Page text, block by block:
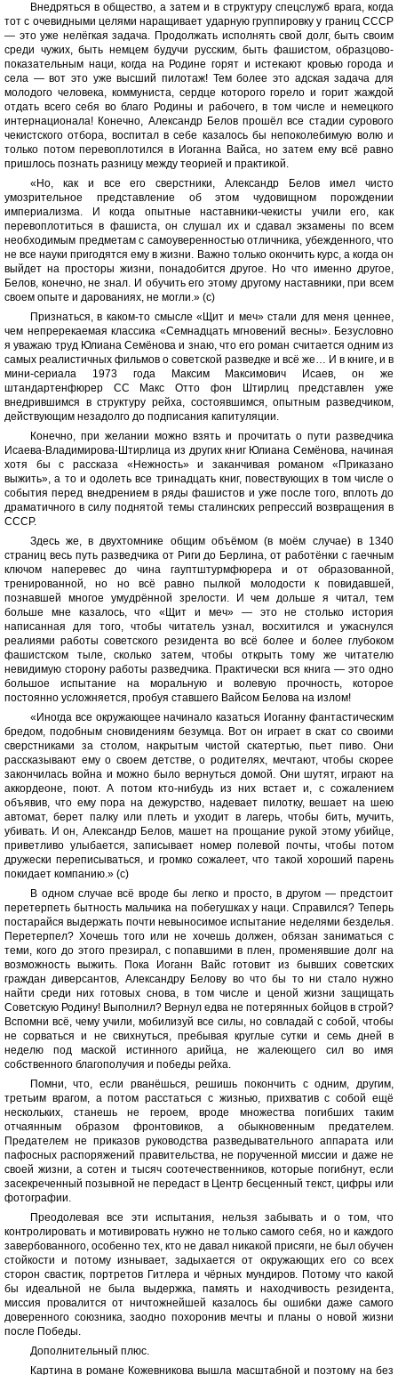
Внедряться в общество, а затем и в структуру спецслужб врага, когда
тот с очевидными целями наращивает ударную группировку у границ СССР
— это уже нелёгкая задача. Продолжать исполнять свой долг, быть своим
среди чужих, быть немцем будучи русским, быть фашистом, образцово-
показательным наци, когда на Родине горят и истекают кровью города и
села — вот это уже высший пилотаж! Тем более это адская задача для
молодого человека, коммуниста, сердце которого горело и горит жаждой
отдать всего себя во благо Родины и рабочего, в том числе и немецкого
интернационала! Конечно, Александр Белов прошёл все стадии сурового
чекистского отбора, воспитал в себе казалось бы непоколебимую волю и
только потом перевоплотился в Иоганна Вайса, но затем ему всё равно
пришлось познать разницу между теорией и практикой.
«Но, как и все его сверстники, Александр Белов имел чисто
умозрительное представление об этом чудовищном порождении
империализма. И когда опытные наставники-чекисты учили его, как
перевоплотиться в фашиста, он слушал их и сдавал экзамены по всем
необходимым предметам с самоуверенностью отличника, убежденного, что
не все науки пригодятся ему в жизни. Важно только окончить курс, а когда он
выйдет на просторы жизни, понадобится другое. Но что именно другое,
Белов, конечно, не знал. И обучить его этому другому наставники, при всем
своем опыте и дарованиях, не могли.» (с)
Признаться, в каком-то смысле «Щит и меч» стали для меня ценнее,
чем непререкаемая классика «Семнадцать мгновений весны». Безусловно
я уважаю труд Юлиана Семёнова и знаю, что его роман считается одним из
самых реалистичных фильмов о советской разведке и всё же… И в книге, и в
мини-сериала 1973 года Максим Максимович Исаев, он же
штандартенфюрер СС Макс Отто фон Штирлиц представлен уже
внедрившимся в структуру рейха, состоявшимся, опытным разведчиком,
действующим незадолго до подписания капитуляции.
Конечно, при желании можно взять и прочитать о пути разведчика
Исаева-Владимирова-Штирлица из других книг Юлиана Семёнова, начиная
хотя бы с рассказа «Нежность» и заканчивая романом «Приказано
выжить», а то и одолеть все тринадцать книг, повествующих в том числе о
события перед внедрением в ряды фашистов и уже после того, вплоть до
драматичного в силу поднятой темы сталинских репрессий возвращения в
СССР.
Здесь же, в двухтомнике общим объёмом (в моём случае) в 1340
страниц весь путь разведчика от Риги до Берлина, от работёнки с гаечным
ключом наперевес до чина гауптштурмфюрера и от образованной,
тренированной, но но всё равно пылкой молодости к повидавшей,
познавшей многое умудрённой зрелости. И чем дольше я читал, тем
больше мне казалось, что «Щит и меч» — это не столько история
написанная для того, чтобы читатель узнал, восхитился и ужаснулся
реалиями работы советского резидента во всё более и более глубоком
фашистском тыле, сколько затем, чтобы открыть тому же читателю
невидимую сторону работы разведчика. Практически вся книга — это одно
большое испытание на моральную и волевую прочность, которое
постоянно усложняется, пробуя ставшего Вайсом Белова на излом!
«Иногда все окружающее начинало казаться Иоганну фантастическим
бредом, подобным сновидениям безумца. Вот он играет в скат со своими
сверстниками за столом, накрытым чистой скатертью, пьет пиво. Они
рассказывают ему о своем детстве, о родителях, мечтают, чтобы скорее
закончилась война и можно было вернуться домой. Они шутят, играют на
аккордеоне, поют. А потом кто-нибудь из них встает и, с сожалением
объявив, что ему пора на дежурство, надевает пилотку, вешает на шею
автомат, берет палку или плеть и уходит в лагерь, чтобы бить, мучить,
убивать. И он, Александр Белов, машет на прощание рукой этому убийце,
приветливо улыбается, записывает номер полевой почты, чтобы потом
дружески переписываться, и громко сожалеет, что такой хороший парень
покидает компанию.» (с)
В одном случае всё вроде бы легко и просто, в другом — предстоит
перетерпеть бытность мальчика на побегушках у наци. Справился? Теперь
постарайся выдержать почти невыносимое испытание неделями безделья.
Перетерпел? Хочешь того или не хочешь должен, обязан заниматься с
теми, кого до этого презирал, с попавшими в плен, променявшие долг на
возможность выжить. Пока Иоганн Вайс готовит из бывших советских
граждан диверсантов, Александру Белову во что бы то ни стало нужно
найти среди них готовых снова, в том числе и ценой жизни защищать
Советскую Родину! Выполнил? Вернул едва не потерянных бойцов в строй?
Вспомни всё, чему учили, мобилизуй все силы, но совладай с собой, чтобы
не сорваться и не свихнуться, пребывая круглые сутки и семь дней в
неделю под маской истинного арийца, не жалеющего сил во имя
собственного благополучия и победы рейха.
Помни, что, если рванёшься, решишь покончить с одним, другим,
третьим врагом, а потом расстаться с жизнью, прихватив с собой ещё
нескольких, станешь не героем, вроде множества погибших таким
отчаянным образом фронтовиков, а обыкновенным предателем.
Предателем не приказов руководства разведывательного аппарата или
пафосных распоряжений правительства, не порученной миссии и даже не
своей жизни, а сотен и тысяч соотечественников, которые погибнут, если
засекреченный позывной не передаст в Центр бесценный текст, цифры или
фотографии.
Преодолевая все эти испытания, нельзя забывать и о том, что
контролировать и мотивировать нужно не только самого себя, но и каждого
завербованного, особенно тех, кто не давал никакой присяги, не был обучен
стойкости и потому изнывает, задыхается от окружающих его со всех
сторон свастик, портретов Гитлера и чёрных мундиров. Потому что какой
бы идеальной не была выдержка, память и находчивость резидента,
миссия провалится от ничтожнейшей казалось бы ошибки даже самого
доверенного союзника, заодно похоронив мечты и планы о новой жизни
после Победы.
Дополнительный плюс.
Картина в романе Кожевникова вышла масштабной и поэтому на без